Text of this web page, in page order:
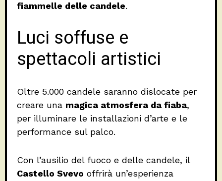
fiammelle delle candele.
Luci soffuse e
spettacoli artistici
Oltre 5.000 candele saranno dislocate per
creare una magica atmosfera da fiaba,
per illuminare le installazioni d’arte e le
performance sul palco.
Con l’ausilio del fuoco e delle candele, il
Castello Svevo offrirà un’esperienza